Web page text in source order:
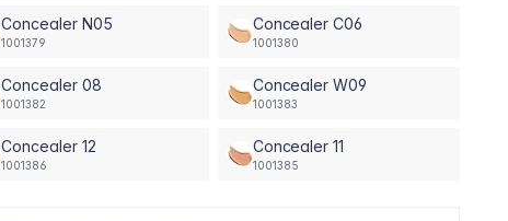
Concealer N05
1001379
Concealer C06
1001380
Concealer 08
1001382
Concealer W09
1001383
Concealer 12
1001386
Concealer 11
1001385